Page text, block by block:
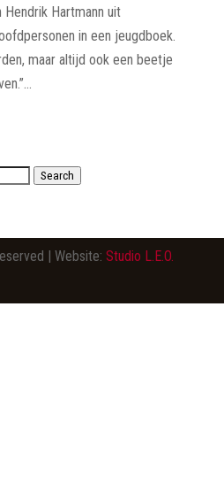
Hartmann uit
in een jeugdboek.
maar altijd ook een beetje
Search
| Website: Studio L.E.O.